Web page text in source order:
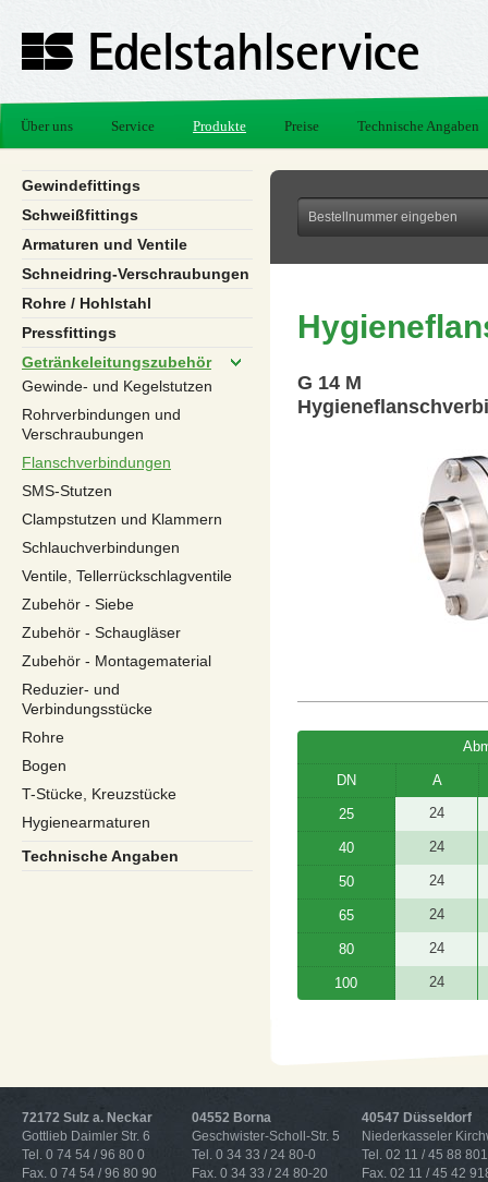
Über uns Service Produkte Preise Technische Angaben
Gewindefittings
Schweißfittings
Armaturen und Ventile
Schneidring-Verschraubungen
Rohre / Hohlstahl
Pressfittings
Getränkeleitungszubehör
Gewinde- und Kegelstutzen
Rohrverbindungen und
Verschraubungen
Flanschverbindungen
SMS-Stutzen
Clampstutzen und Klammern
Schlauchverbindungen
Ventile, Tellerrückschlagventile
Zubehör - Siebe
Zubehör - Schaugläser
Zubehör - Montagematerial
Reduzier- und
Verbindungsstücke
Rohre
Bogen
T-Stücke, Kreuzstücke
Hygienearmaturen
Technische Angaben
G 14 M
DN A
25 24
40 24
50 24
65 24
80 24
100 24
72172 Sulz a. Neckar
Gottlieb Daimler Str. 6
Tel. 0 74 54 / 96 80 0
Fax. 0 74 54 / 96 80 90
04552 Borna
Geschwister-Scholl-Str. 5
Tel. 0 34 33 / 24 80-0
Fax. 0 34 33 / 24 80-20
40547 Düsseldorf
Niederkasseler
Tel. 02 11 / 45 88 801
Fax. 02 11 / 45 42